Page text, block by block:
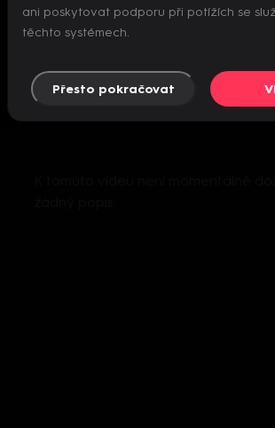
Nepodařilo se inicializovat
ani poskytovat podporu při potížích se
těchto systémech.
Přesto pokračovat